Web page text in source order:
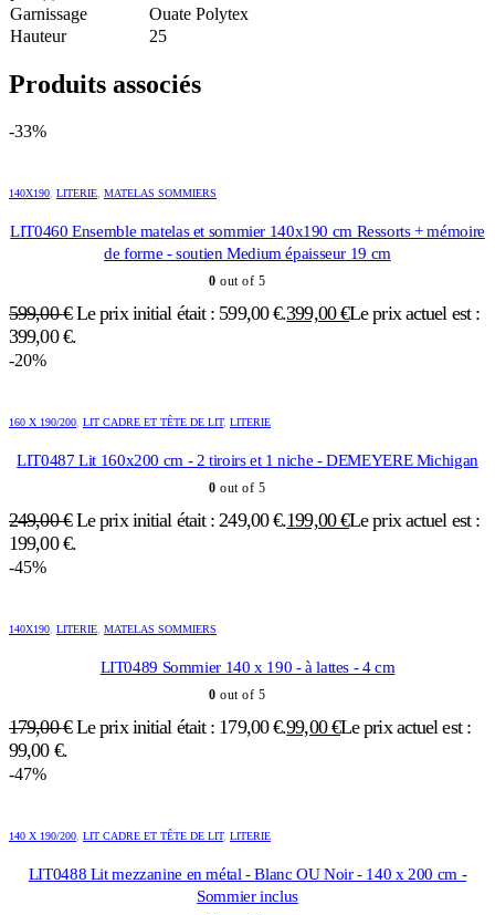
Garnissage
Ouate Polytex
Hauteur
25
Produits associés
-33%
140X190 LITERIE MATELAS SOMMIERS
LIT0460 Ensemble matelas et sommier 140x190 cm Ressorts + mémoire
de forme - soutien Medium épaisseur 19 cm
0 out of 5
599,00€ Le prix initial était : 599,00 €.399,00€Le prix actuel est :
399,00 €.
-20%
160 X 190/200 LIT CADRE ET TÊTE DE LIT, LITERIE
LIT0487 Lit 160x200 cm - 2 tiroirs et 1 niche - DEMEYERE Michigan
0 out of 5
249,00€ Le prix initial était : 249,00 €.199,00€Le prix actuel est :
199,00 €.
-45%
140X190 LITERIE MATELAS SOMMIERS
LIT0489 Sommier 140 x 190 - à lattes - 4 cm
0 out of 5
179,00€ Le prix initial était : 179,00 €.99,00€Le prix actuel est :
99,00 €.
-47%
140 X 190/200 LIT CADRE ET TÊTE DE LIT, LITERIE
LIT0488 Lit mezzanine en métal - Blanc OU Noir - 140 x 200 cm -
Sommier inclus